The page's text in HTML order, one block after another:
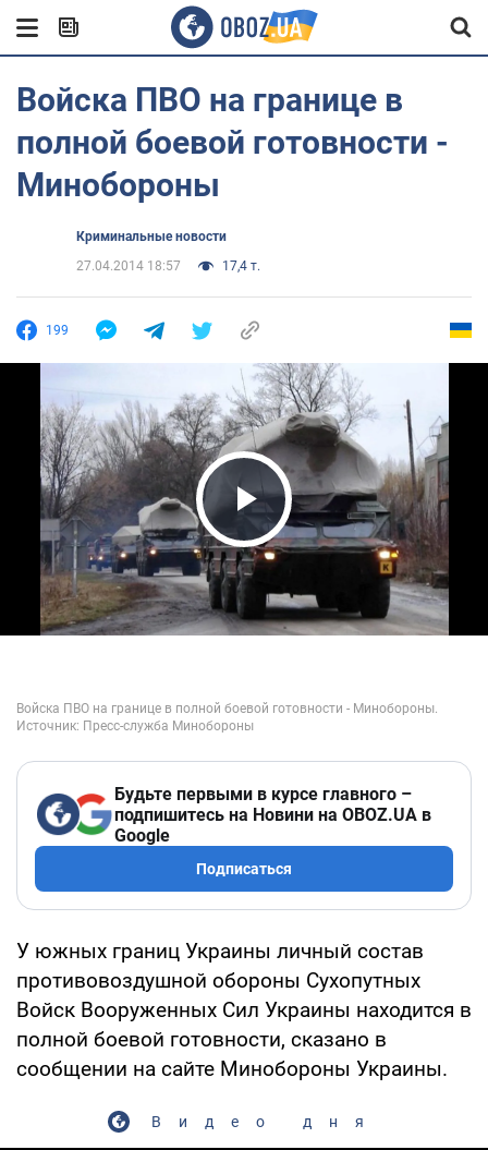
Войска ПВО на границе в
полной боевой готовности -
Минобороны
Криминальные новости
27.04.2014 18:57
17,4 т.
199
Play Video
Будьте первыми в курсе главного –
подпишитесь на Новини на OBOZ.UA в
Google
Подписаться
У южных границ Украины личный состав
противовоздушной обороны Сухопутных
Войск Вооруженных Сил Украины находится в
полной боевой готовности, сказано в
сообщении на сайте Минобороны Украины.
Видео дня